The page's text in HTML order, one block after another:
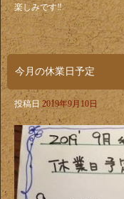
楽しみです‼️
今月の休業日予定
投稿日 2019年9月10日